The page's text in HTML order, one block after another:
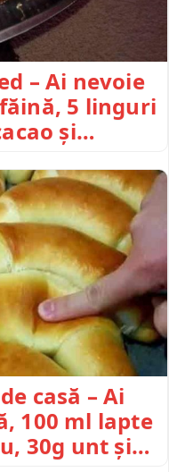
– Ai nevoie
5 linguri
și…
casă – Ai
100 ml lapte
30g unt și…